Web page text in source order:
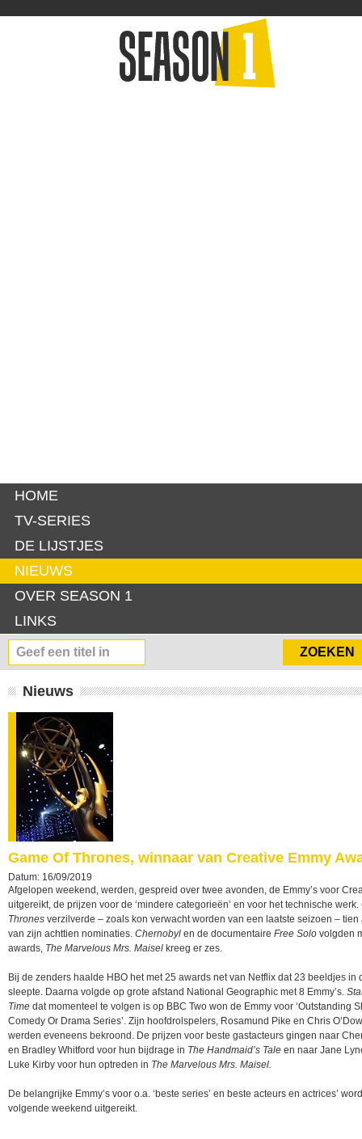
HOME
TV-SERIES
DE LIJSTJES
NIEUWS
OVER SEASON 1
LINKS
Nieuws
Game Of Thrones, winnaar van Creative Emmy
Datum: 16/09/2019
Afgelopen weekend, werden, gespreid over twee avonden, de Emmy’s voor
uitgereikt, de prijzen voor de ‘mindere categorieën’ en voor het technische werk.
Thrones verzilverde – zoals kon verwacht worden van een laatste seizoen – tien
van zijn achttien nominaties. Chernobyl en de documentaire Free Solo volgden
awards, The Marvelous Mrs. Maisel kreeg er zes.
Bij de zenders haalde HBO het met 25 awards net van Netflix dat 23 beeldjes in
sleepte. Daarna volgde op grote afstand National Geographic met 8 Emmy’s.
Time dat momenteel te volgen is op BBC Two won de Emmy voor ‘Outstanding
Comedy Or Drama Series’. Zijn hoofdrolspelers, Rosamund Pike en Chris
werden eveneens bekroond. De prijzen voor beste gastacteurs gingen naar
en Bradley Whitford voor hun bijdrage in The Handmaid’s Tale en naar Jane
Luke Kirby voor hun optreden in The Marvelous Mrs. Maisel.
De belangrijke Emmy’s voor o.a. ‘beste series’ en beste acteurs en actrices’
volgende weekend uitgereikt.